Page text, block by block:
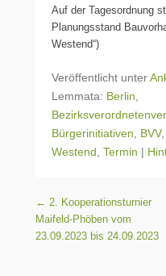
Auf der Tagesordnung
Planungsstand
Westend“)
Veröffentlicht unter
Lemmata: Berlin
Bürgerinitiativen
BVV,
Westend Termin |
Beitragsnavigation
← 2. Kooperationsturnier
Maifeld-Phöben vom
23.09.2023 bis 24.09.2023